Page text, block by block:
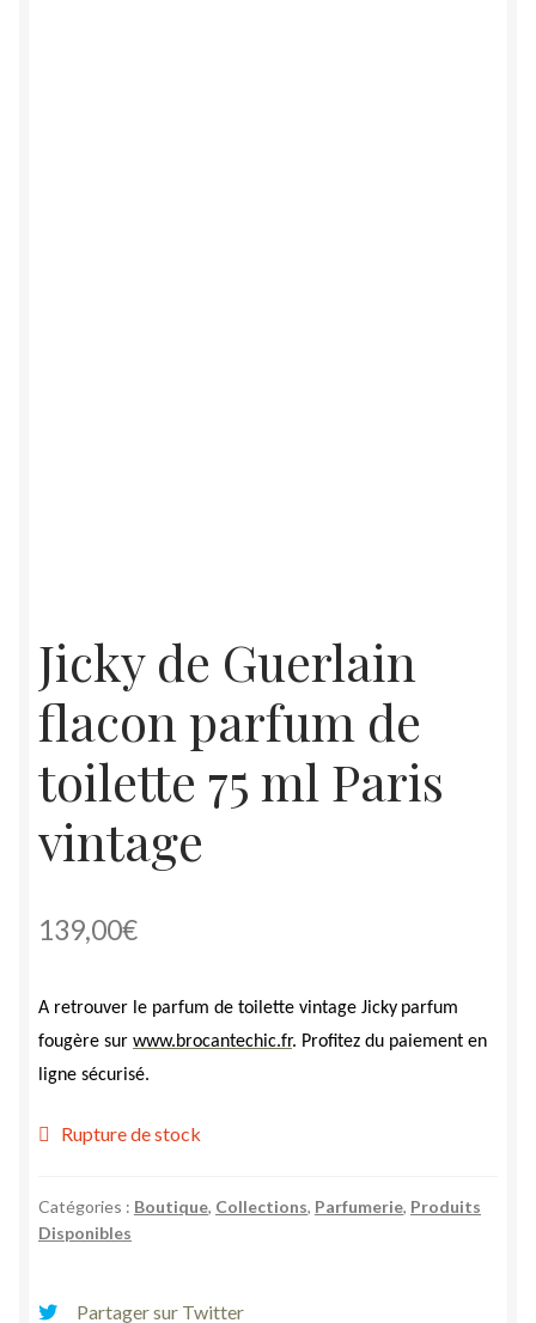
Jicky de Guerlain
flacon parfum de
toilette 75 ml Paris
vintage
139,00€
A retrouver le parfum de toilette vintage Jicky parfum
fougère sur www.brocantechic.fr. Profitez du paiement en
ligne sécurisé.
Rupture de stock
Catégories : Boutique, Collections, Parfumerie, Produits
Disponibles
Partager sur Twitter